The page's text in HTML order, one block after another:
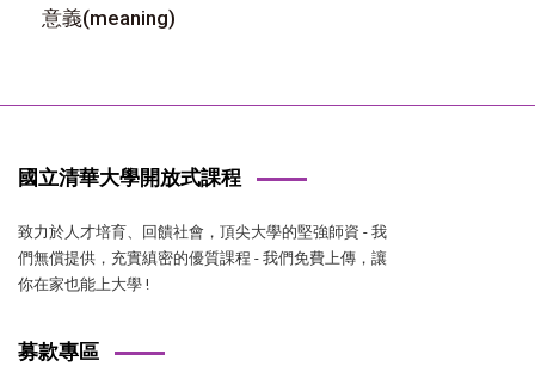
意義(meaning)
國立清華大學開放式課程
致力於人才培育、回饋社會，頂尖大學的堅強師資 - 我
們無償提供，充實縝密的優質課程 - 我們免費上傳，讓
你在家也能上大學 !
募款專區